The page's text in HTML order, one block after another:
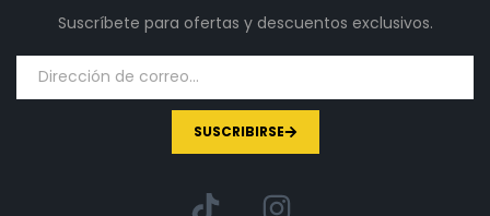
Suscríbete para ofertas y descuentos exclusivos.
SUSCRIBIRSE